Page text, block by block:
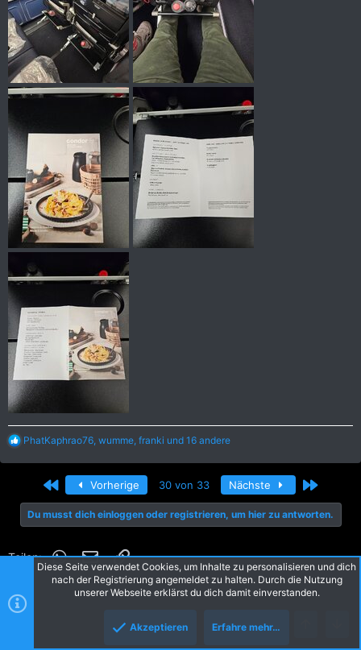
R
a
i
o
n
n
PhatKaphrao76, wumme, franki und 16 andere
Erste Vorherige 30 von 33 Nächste Letzte
Du musst dich einloggen oder registrieren, um hier zu antworten.
Teilen: WhatsApp
E-MailLink
Diese Seite verwendet Cookies, um Inhalte zu personalisieren und dich
nach der Registrierung angemeldet zu halten. Durch die Nutzung
unserer Webseite erklärst du dich damit einverstanden.
Akzeptieren Erfahre mehr…